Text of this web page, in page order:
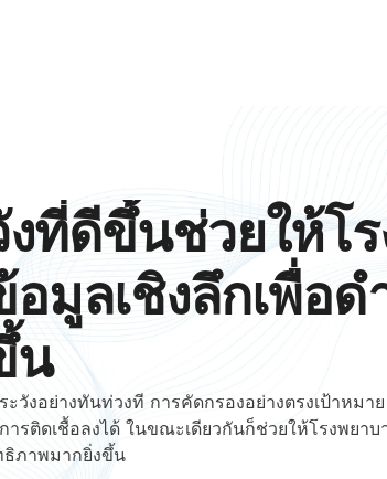
งที่ดีขึ้นช่วยให้โ
มูลเชิงลึกเพื่อด
น
ะวังอย่างทันท่วงที การคัดกรองอย่างตรงเป้าหมา
ารติดเชื้อลงได้ ในขณะเดียวกันก็ช่วยให้โรงพยา
ธิภาพมากยิ่งขึ้น